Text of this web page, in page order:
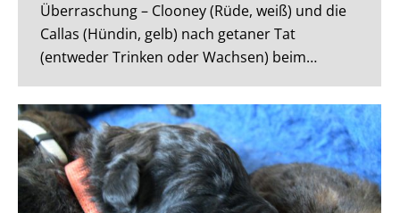
Überraschung – Clooney (Rüde, weiß) und die
Callas (Hündin, gelb) nach getaner Tat
(entweder Trinken oder Wachsen) beim…